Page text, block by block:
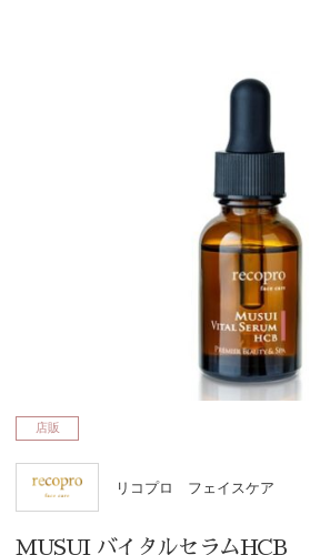
店販
リコプロ フェイスケア
MUSUI バイタルセラムHCB